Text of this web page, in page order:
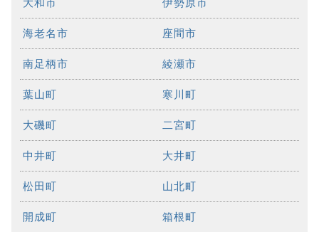
海老名市 座間市
南足柄市 綾瀬市
葉山町 寒川町
大磯町 二宮町
中井町 大井町
松田町 山北町
開成町 箱根町